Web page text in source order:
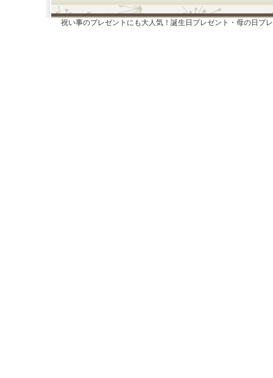
祝い事のプレゼントにも大人気！誕生日プレゼント・母の日プ